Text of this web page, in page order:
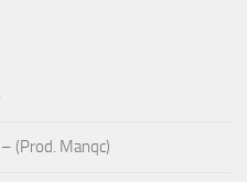
(Prod. Manqc)